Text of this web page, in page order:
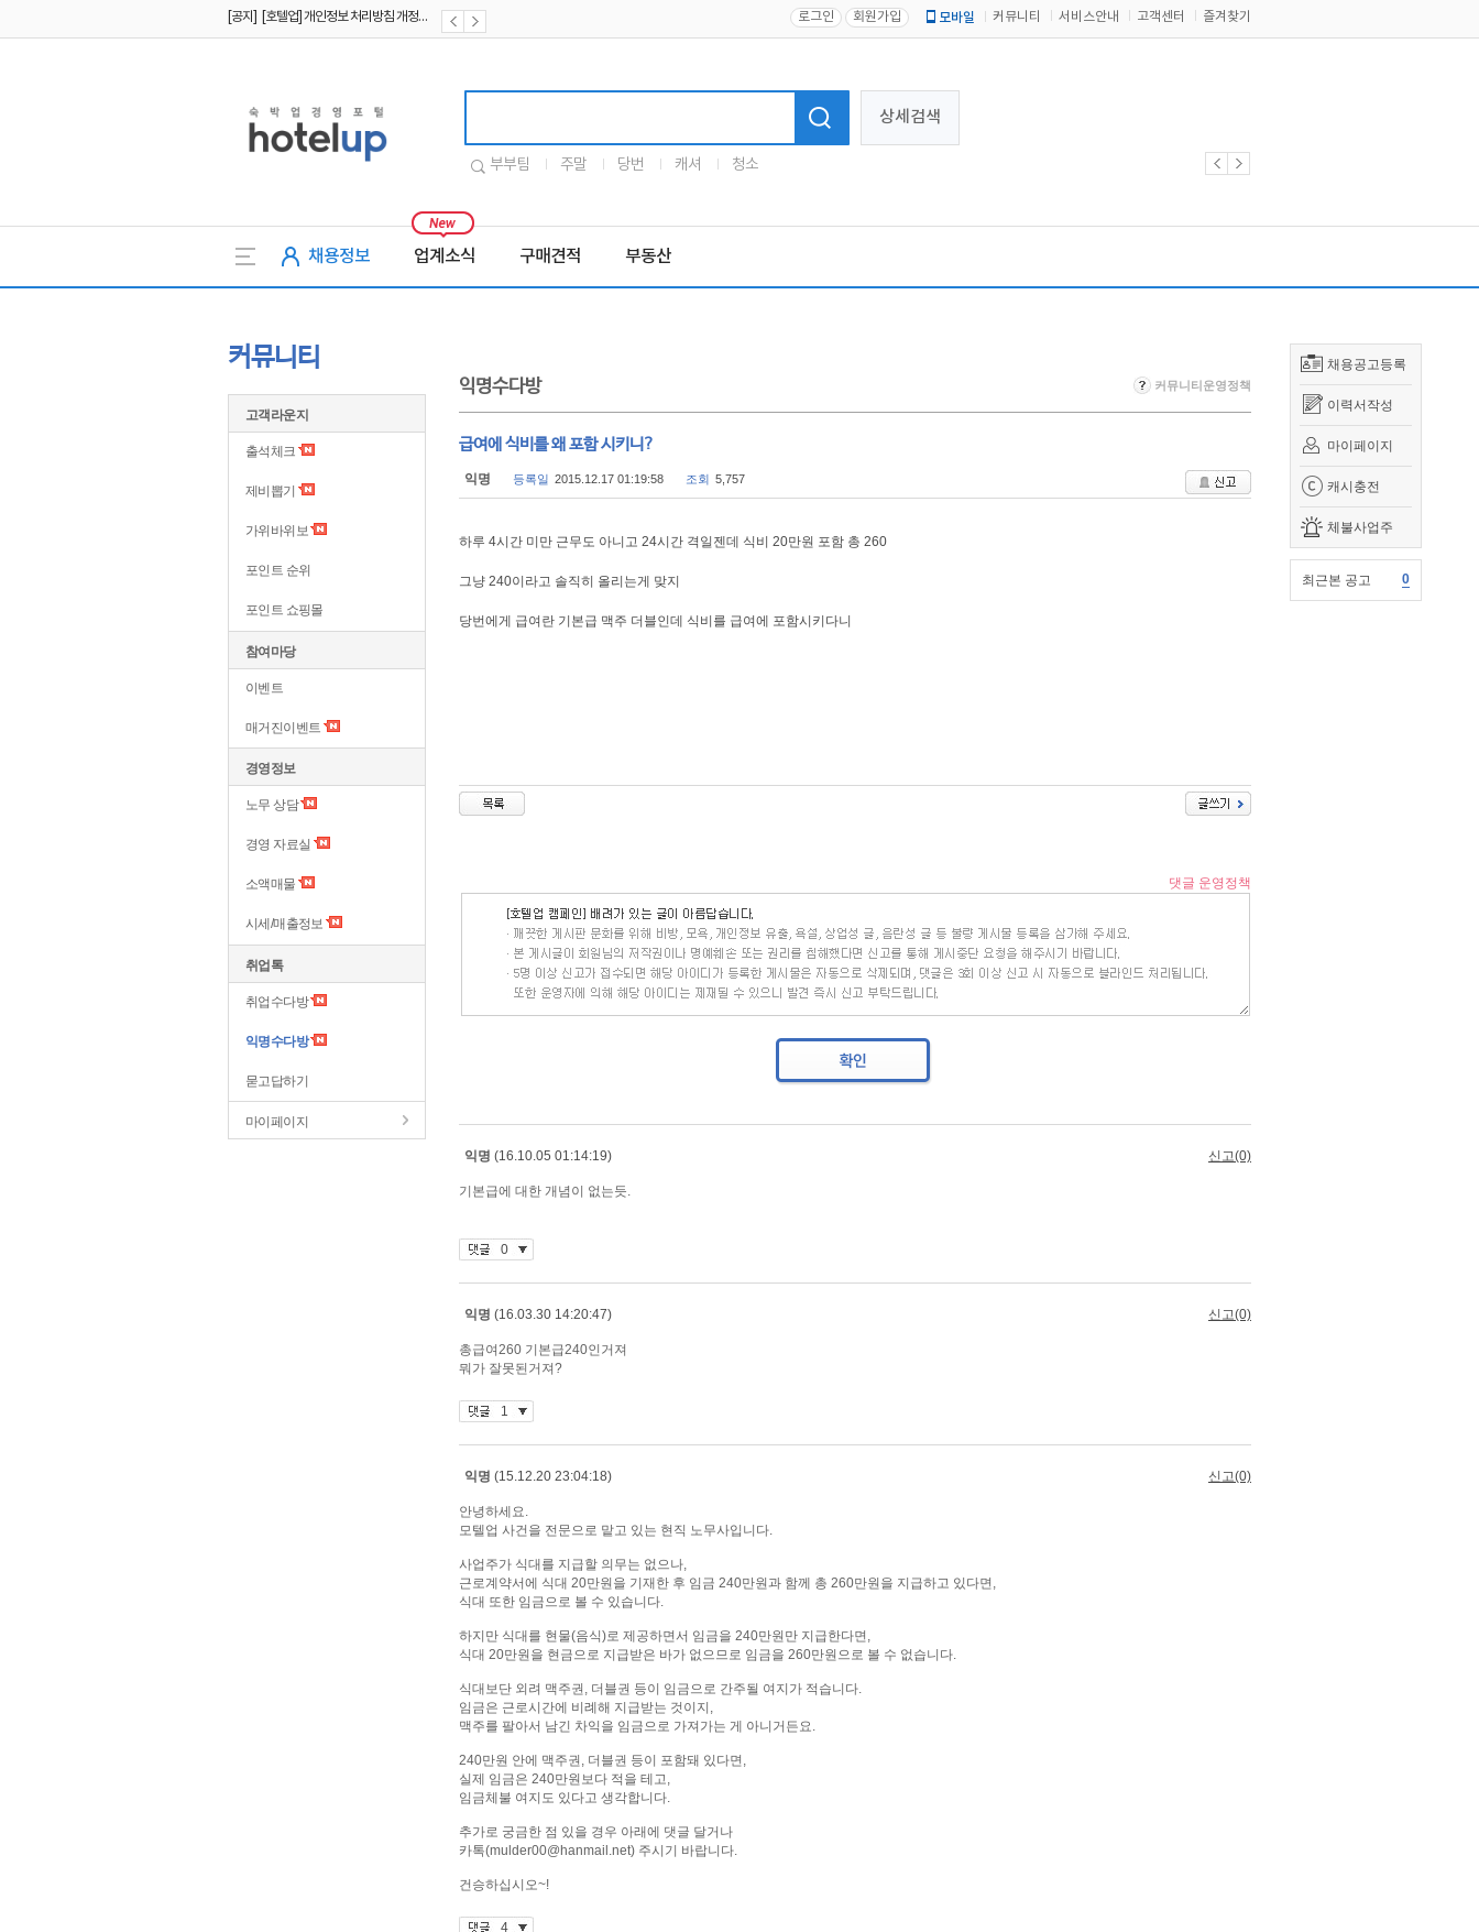
[공지] [호텔업] 유료서비스 이용약관 개정본2 (19.09.02) 로그인 회원가입 모바일 커뮤니티 서비스안내 고객센터 즐겨찾기
상세검색
부부팀 주말 당번 캐셔 청소
채용정보 업계소식 구매견적 부동산
채용공고등록
이력서작성
마이페이지
캐시충전
체불사업주
최근본 공고 0
커뮤니티
고객라운지
출석체크
제비뽑기
가위바위보
포인트 순위
포인트 쇼핑몰
참여마당
이벤트
매거진이벤트
경영정보
노무 상담
경영 자료실
소액매물
시세/매출정보
취업톡
취업수다방
익명수다방
묻고답하기
마이페이지
익명수다방 커뮤니티운영정책
급여에 식비를 왜 포함 시키니?
익명 등록일 2015.12.17 01:19:58 조회 5,757
하루 4시간 미만 근무도 아니고 24시간 격일젠데 식비 20만원 포함 총 260
그냥 240이라고 솔직히 올리는게 맞지
당번에게 급여란 기본급 맥주 더블인데 식비를 급여에 포함시키다니